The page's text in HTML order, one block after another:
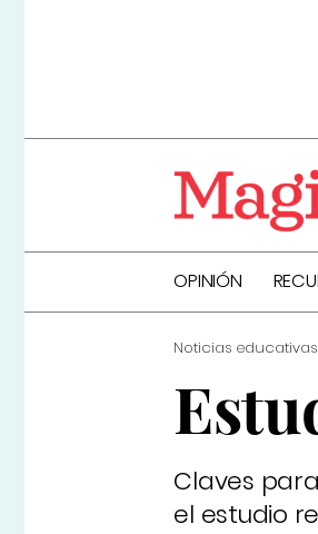
OPINIÓN
Noticias educativas
Claves
el estudio